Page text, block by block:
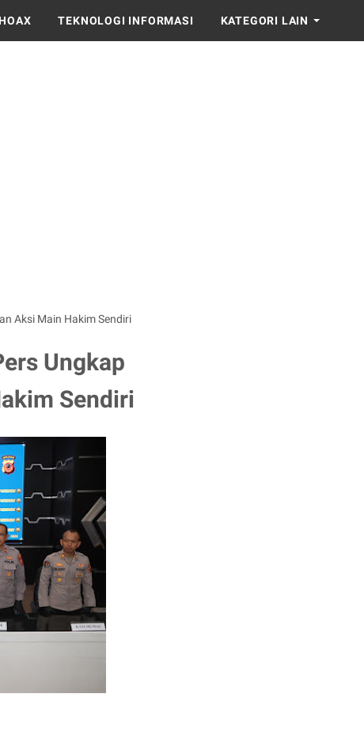
HOAX TEKNOLOGI INFORMASI KATEGORI LAIN
Aksi Main Hakim Sendiri
Ungkap
Sendiri